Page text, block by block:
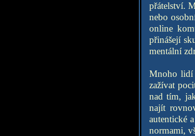
přátelství.
nebo
online
přinášejí
mentální
Mnoho lidí
zažívat
nad tím,
najít
autentické
normami,